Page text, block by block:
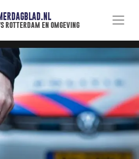
rotterdam en omgeving